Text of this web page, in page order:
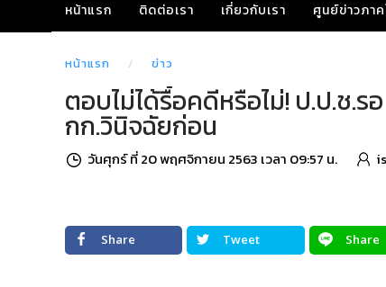
หน้าแรก ติดต่อเรา เกี่ยวกับเรา ศูนย์ข่าวภา
หน้าแรก ข่าว
ตอบไม่ได้รื้อคดีหรือไม่! ป.ป.ช.
กก.วินิจฉัยก่อน
วันศุกร์ ที่ 20 พฤศจิกายน 2563 เวลา 09:57 น.
Share Tweet Share